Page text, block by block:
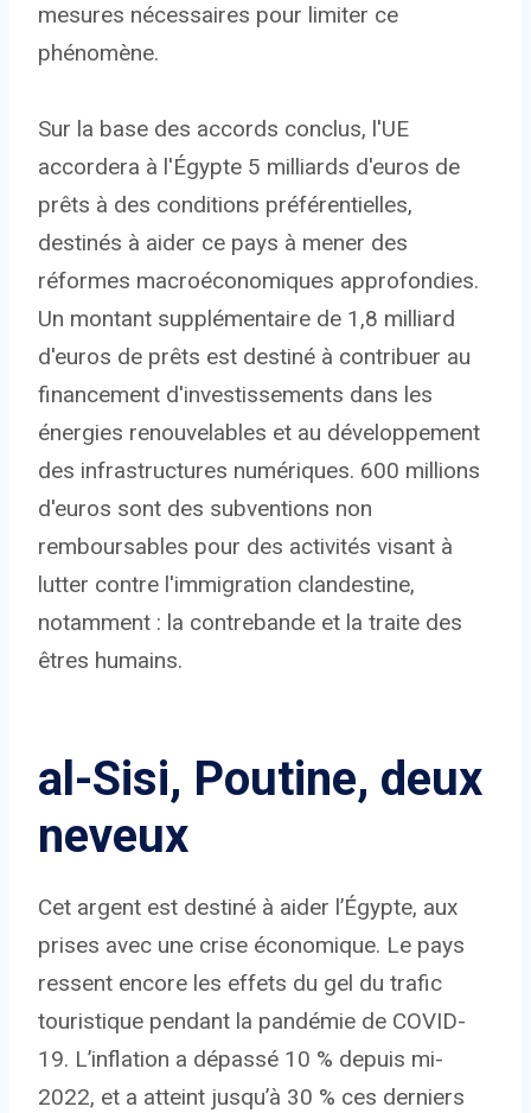
mesures nécessaires pour limiter ce
phénomène.
Sur la base des accords conclus, l'UE
accordera à l'Égypte 5 milliards d'euros de
prêts à des conditions préférentielles,
destinés à aider ce pays à mener des
réformes macroéconomiques approfondies.
Un montant supplémentaire de 1,8 milliard
d'euros de prêts est destiné à contribuer au
financement d'investissements dans les
énergies renouvelables et au développement
des infrastructures numériques. 600 millions
d'euros sont des subventions non
remboursables pour des activités visant à
lutter contre l'immigration clandestine,
notamment : la contrebande et la traite des
êtres humains.
al-Sisi, Poutine, deux
neveux
Cet argent est destiné à aider l’Égypte, aux
prises avec une crise économique. Le pays
ressent encore les effets du gel du trafic
touristique pendant la pandémie de COVID-
19. L’inflation a dépassé 10 % depuis mi-
2022, et a atteint jusqu’à 30 % ces derniers